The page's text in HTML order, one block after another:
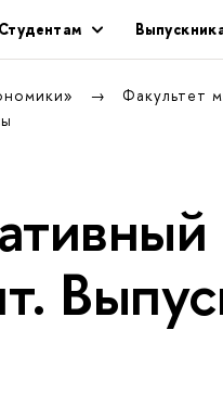
Студентам
Факультет